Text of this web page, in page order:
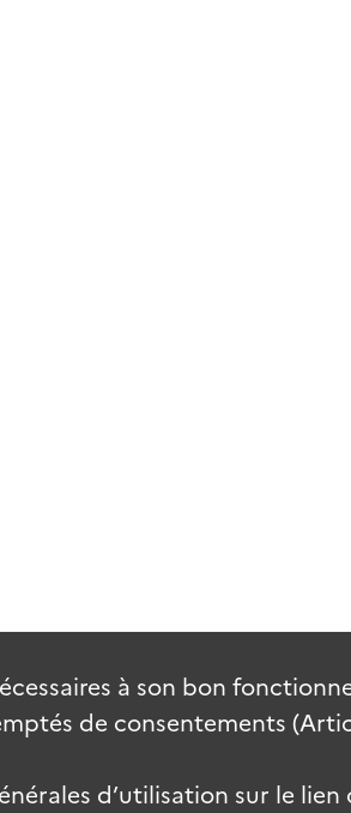
à son bon
de consentements
d’utilisation sur le lien